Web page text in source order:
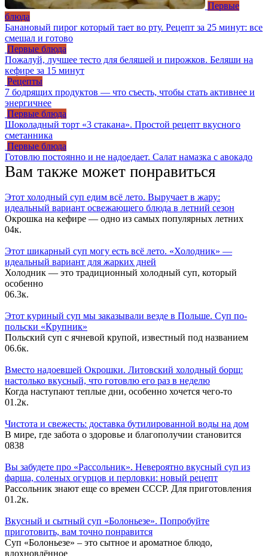
Первые
блюда
Банановый пирог который тает во рту. Рецепт за 25 минут: все
смешал и готово
Первые блюда
Пожалуй, лучшее тесто для беляшей и пирожков. Беляши на
кефире за 15 минут
Рецепты
7 бодрящих продуктов — что съесть, чтобы стать активнее и
энергичнее
Первые блюда
Шоколадный торт «3 стакана». Простой рецепт вкусного
сметанника
Первые блюда
Готовлю постоянно и не надоедает. Салат намазка с авокадо
Вам также может понравиться
Этот холодный суп едим всё лето. Выручает в жару:
идеальный вариант освежающего блюда в летний сезон
Окрошка на кефире — одно из самых популярных летних
04к.
Этот шикарный суп могу есть всё лето. «Холодник» —
идеальный вариант для жарких дней
Холодник — это традиционный холодный суп, который
особенно
06.3к.
Этот куриный суп мы заказывали везде в Польше. Суп по-
польски «Крупник»
Польский суп с ячневой крупой, известный под названием
06.6к.
Вместо надоевшей Окрошки. Литовский холодный борщ:
настолько вкусный, что готовлю его раз в неделю
Когда наступают теплые дни, особенно хочется чего-то
01.2к.
Чистота и свежесть: доставка бутилированной воды на дом
В мире, где забота о здоровье и благополучии становится
0838
Вы забудете про «Рассольник». Невероятно вкусный суп из
фарша, соленых огурцов и перловки: новый рецепт
Рассольник знают еще со времен СССР. Для приготовления
01.2к.
Вкусный и сытный cуп «Болоньезе». Попробуйте
приготовить, вам точно понравится
Суп «Болоньезе» – это сытное и ароматное блюдо,
вдохновлённое